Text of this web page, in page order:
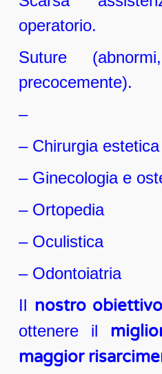
operatorio.
Suture
precocemente).
–
– Chirurgia estetica
– Ginecologia e
– Ortopedia
– Oculistica
– Odontoiatria
Il nostro obiettivo
ottenere il
maggior